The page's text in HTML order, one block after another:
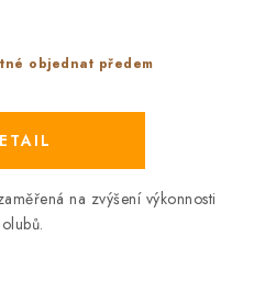
objednat předem
na zvýšení výkonnosti